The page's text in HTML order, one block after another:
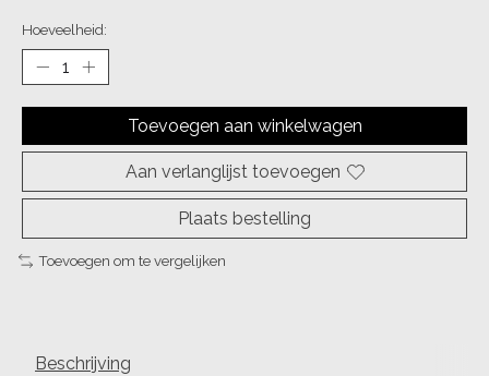
Hoeveelheid:
Toevoegen aan winkelwagen
Aan verlanglijst toevoegen
Plaats bestelling
Toevoegen om te vergelijken
Beschrijving